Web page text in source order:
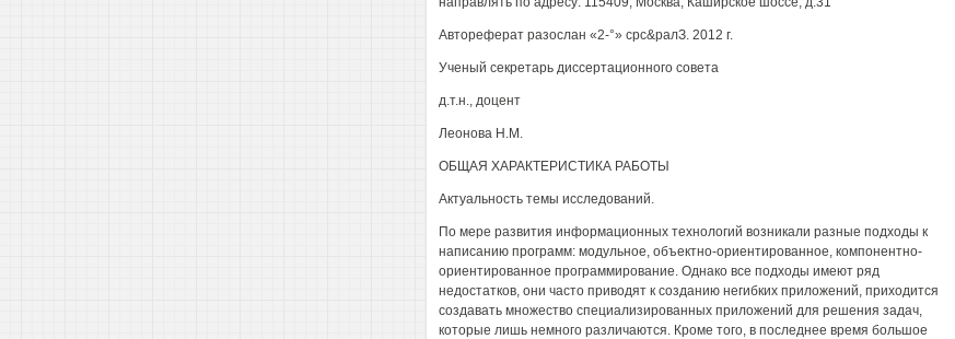
Автореферат разослан «2-°» срс&ралЗ. 2012 г.
Ученый секретарь диссертационного совета
д.т.н., доцент
Леонова Н.М.
ОБЩАЯ ХАРАКТЕРИСТИКА РАБОТЫ
Актуальность темы исследований.
По мере развития информационных технологий возникали разные подходы к
написанию программ: модульное, объектно-ориентированное, компонентно-
ориентированное программирование. Однако все подходы имеют ряд
недостатков, они часто приводят к созданию негибких приложений, приходится
создавать множество специализированных приложений для решения задач,
которые лишь немного различаются. Кроме того, в последнее время большое